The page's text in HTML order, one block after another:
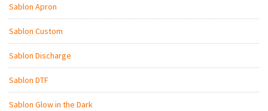
Sablon Apron
Sablon Custom
Sablon Discharge
Sablon DTF
Sablon Glow in the Dark